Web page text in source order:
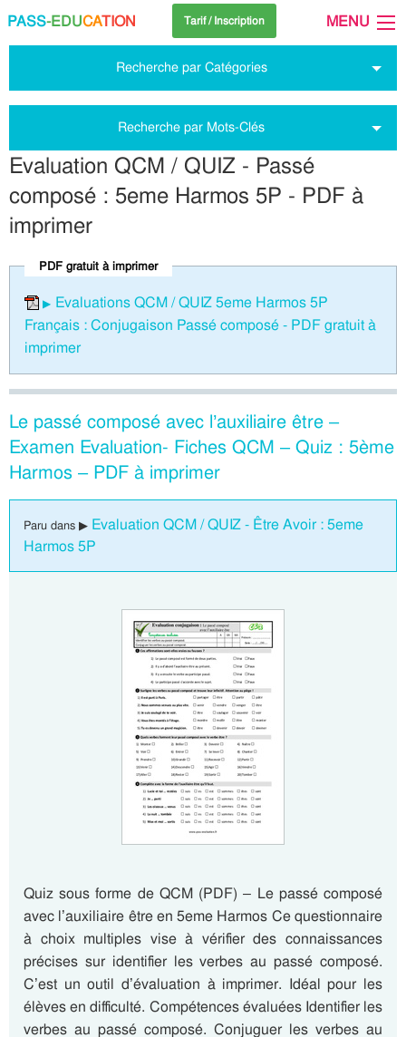
PASS-EDUCATION Tarif / Inscription MENU
Recherche par Catégories
Recherche par Mots-Clés
Evaluation QCM / QUIZ - Passé
composé : 5eme Harmos 5P - PDF à
imprimer
PDF gratuit à imprimer
Evaluations QCM / QUIZ 5eme Harmos 5P
Français : Conjugaison Passé composé - PDF gratuit à
imprimer
Le passé composé avec l’auxiliaire être –
Examen Evaluation- Fiches QCM – Quiz : 5ème
Harmos – PDF à imprimer
Paru dans ▶ Evaluation QCM / QUIZ - Être Avoir : 5eme
Harmos 5P
Quiz sous forme de QCM (PDF) – Le passé composé
avec l’auxiliaire être en 5eme Harmos Ce questionnaire
à choix multiples vise à vérifier des connaissances
précises sur identifier les verbes au passé composé.
C’est un outil d’évaluation à imprimer. Idéal pour les
élèves en difficulté. Compétences évaluées Identifier les
verbes au passé composé. Conjuguer les verbes au